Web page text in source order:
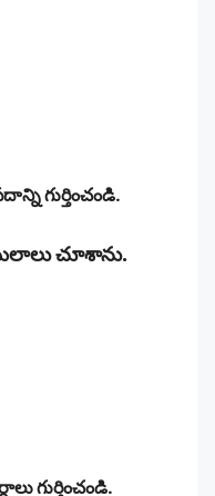
గుర్తించండి.
చూశాను.
గుర్తించండి.